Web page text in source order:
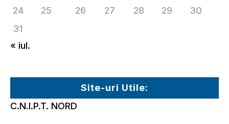
24
25 26 27 28 29
30
31
« iul.
Site-uri Utile:
C.N.I.P.T. NORD